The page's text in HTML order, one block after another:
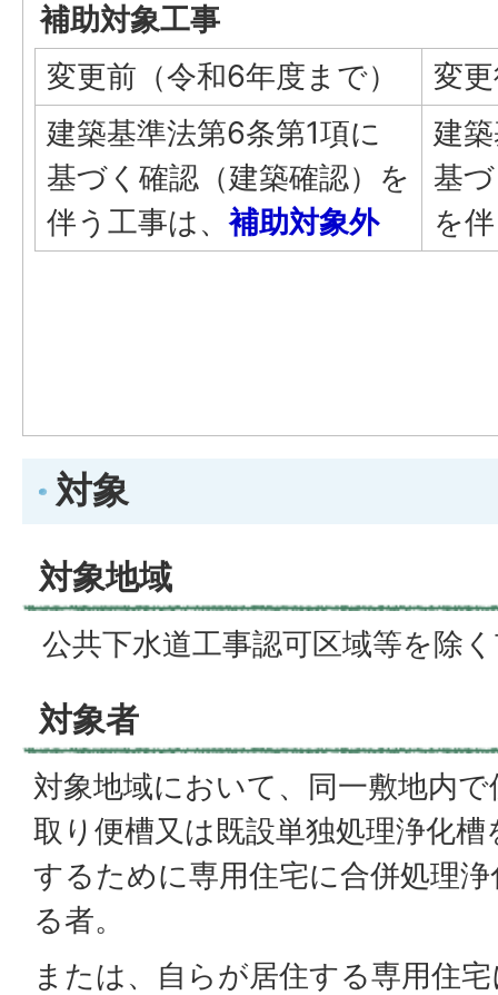
補助対象工事
変更前（令和6年度まで）
変
建築基準法第6条第1項に
基づく確認（建築確認）を
伴う工事は、補助対象外
建
基
を
対象
対象地域
公共下水道工事認可区域等を除
対象者
対象地域において、同一敷地内
取り便槽又は既設単独処理浄化
するために専用住宅に合併処理
る者。
または、自らが居住する専用住